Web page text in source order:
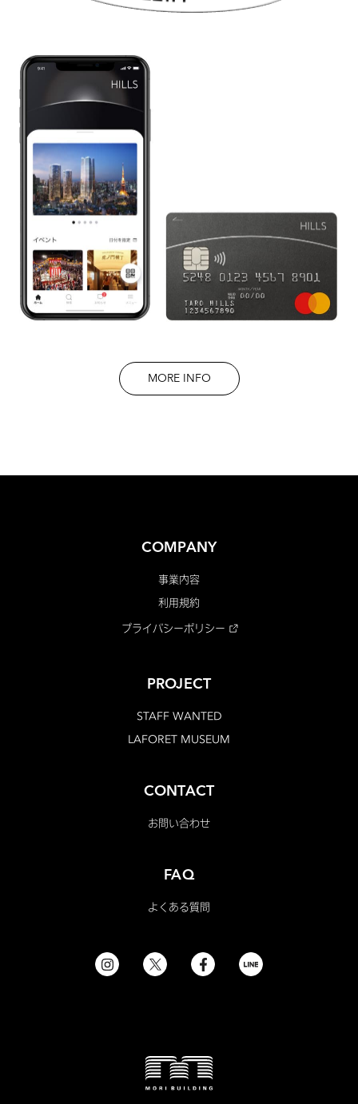
MORE INFO
COMPANY
事業内容
利用規約
プライバシーポリシー
PROJECT
STAFF WANTED
LAFORET MUSEUM
CONTACT
お問い合わせ
FAQ
よくある質問